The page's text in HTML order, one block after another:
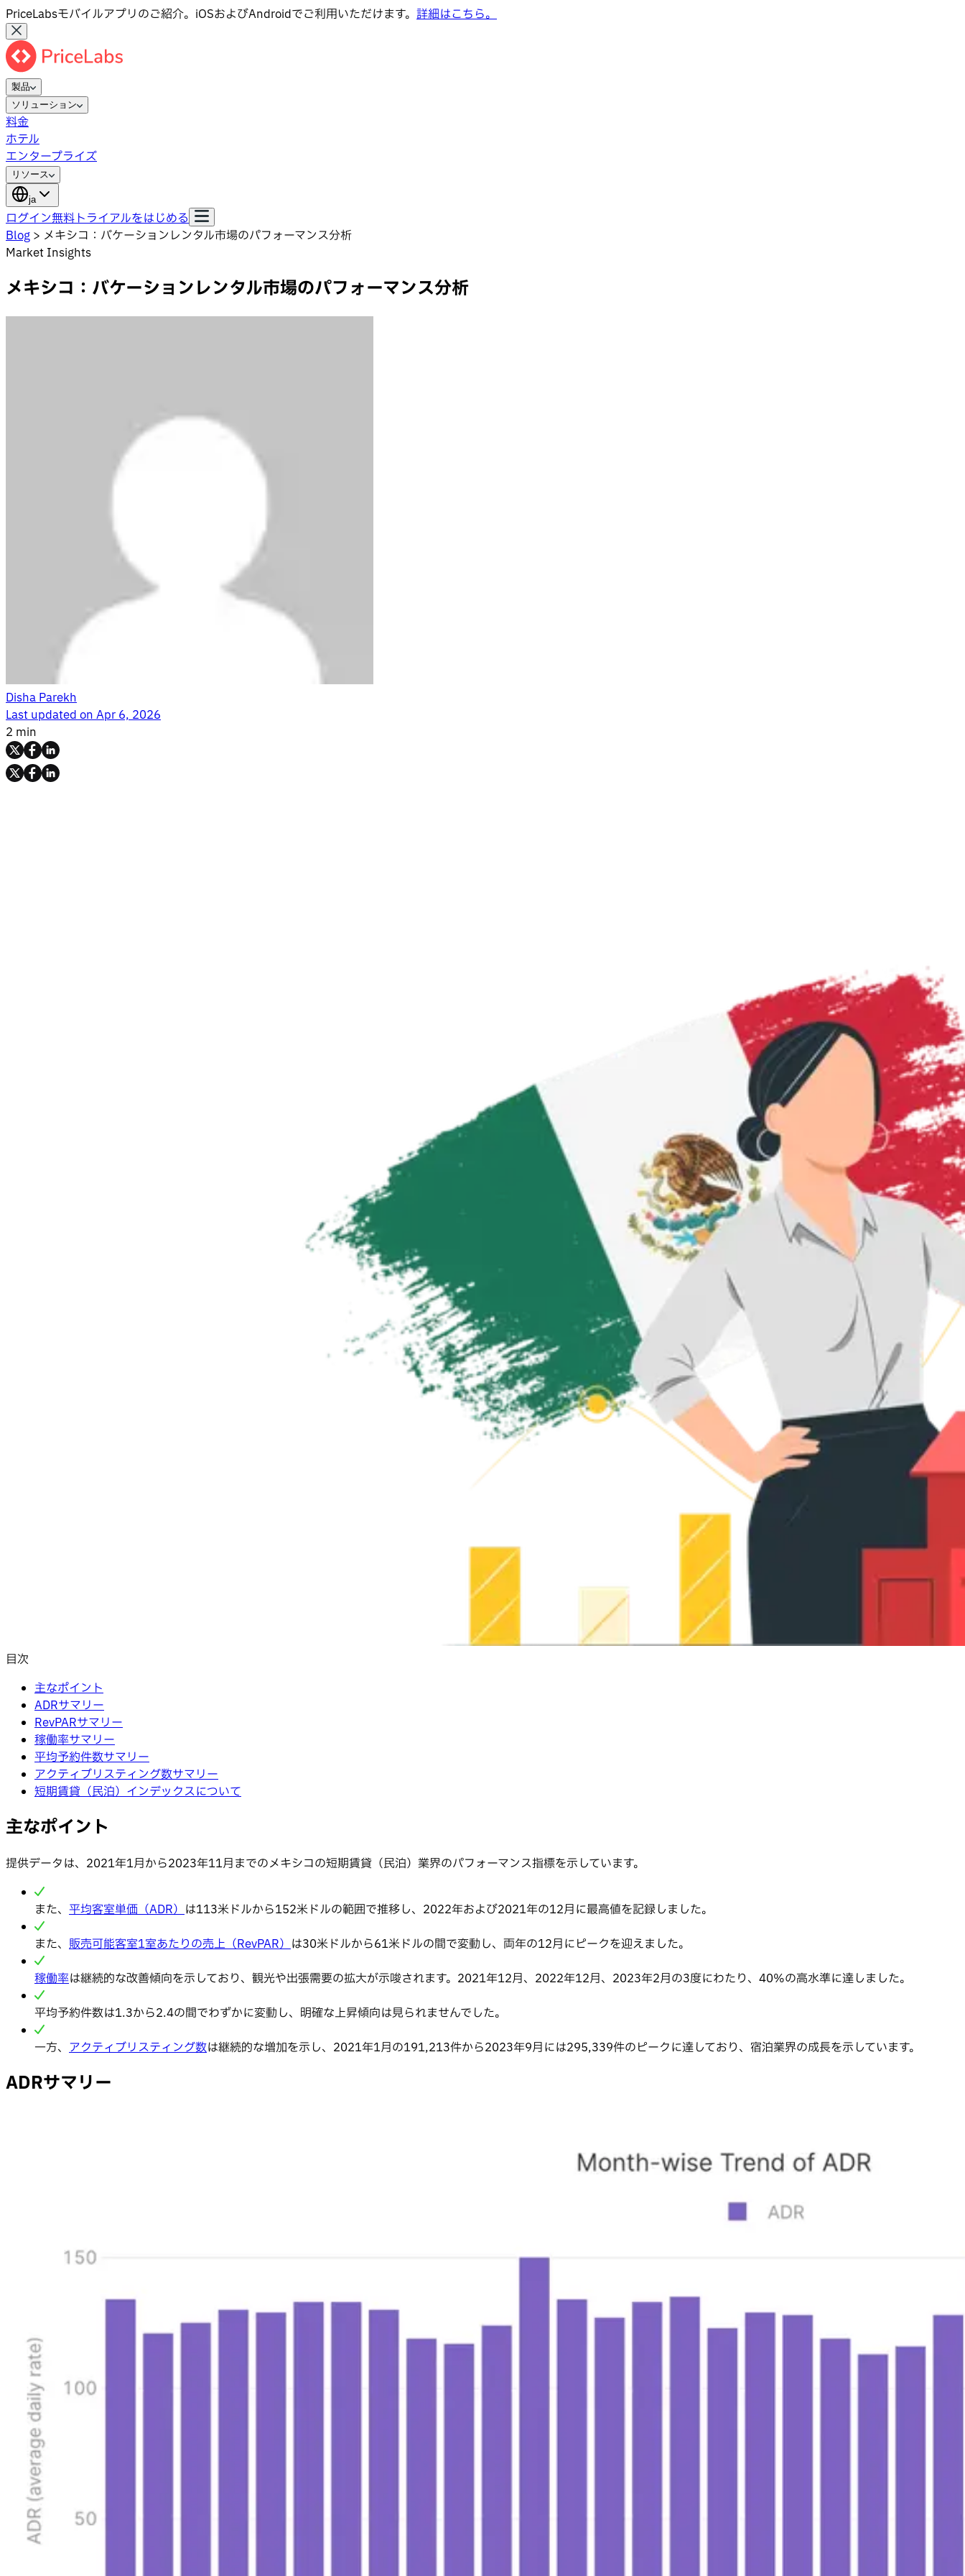
PriceLabsモバイルアプリのご紹介。iOSおよびAndroidでご利用いただけます。 詳細はこちら。
製品
ソリューション
料金
ホテル
エンタープライズ
リソース
ja
ログイン無料トライアルをはじめる
Blog > メキシコ：バケーションレンタル市場のパフォーマンス分析
Market Insights
メキシコ：バケーションレンタル市場のパフォーマンス分析
Disha Parekh
Last updated onApr 6, 2026
2 min
目次
主なポイント
ADRサマリー
RevPARサマリー
稼働率サマリー
平均予約件数サマリー
アクティブリスティング数サマリー
短期賃貸（民泊）インデックスについて
主なポイント
提供データは、2021年1月から2023年11月までのメキシコの短期賃貸（民泊）業界のパフォーマンス指標を示しています。
また、 平均客室単価（ADR） は113米ドルから152米ドルの範囲で推移し、2022年および2021年の12月に最高値を記録しました。
また、 販売可能客室1室あたりの売上（RevPAR） は30米ドルから61米ドルの間で変動し、両年の12月にピークを迎えました。
稼働率は継続的な改善傾向を示しており、観光や出張需要の拡大が示唆されます。2021年12月、2022年12月、2023年2月の3度にわたり、40%の高水準に達しました。
平均予約件数は1.3から2.4の間でわずかに変動し、明確な上昇傾向は見られませんでした。
一方、 アクティブリスティング数は継続的な増加を示し、2021年1月の191,213件から2023年9月には295,339件のピークに達しており、宿泊業界の成長を示しています。
ADRサマリー